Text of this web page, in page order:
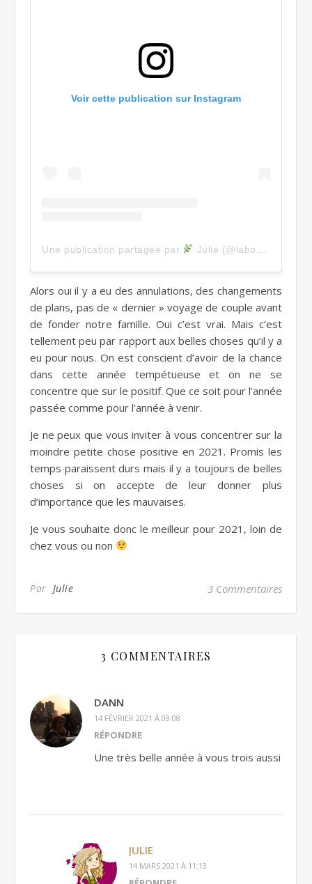
Voir cette publication sur Instagram
Une publication partagée par Julie (@labouclevoyageuse)
Alors oui il y a eu des annulations, des changements
de plans, pas de « dernier » voyage de couple avant
de fonder notre famille. Oui c’est vrai. Mais c’est
tellement peu par rapport aux belles choses qu’il y a
eu pour nous. On est conscient d’avoir de la chance
dans cette année tempétueuse et on ne se
concentre que sur le positif. Que ce soit pour l’année
passée comme pour l’année à venir.
Je ne peux que vous inviter à vous concentrer sur la
moindre petite chose positive en 2021. Promis les
temps paraissent durs mais il y a toujours de belles
choses si on accepte de leur donner plus
d’importance que les mauvaises.
Je vous souhaite donc le meilleur pour 2021, loin de
chez vous ou non
Par Julie 3 Commentaires
3 COMMENTAIRES
DANN
14 FÉVRIER 2021 À 09:08
RÉPONDRE
Une très belle année à vous trois aussi
JULIE
14 MARS 2021 À 11:13